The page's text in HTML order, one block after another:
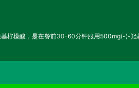
柠檬酸，是在餐前30-60分钟服用500mg(-)-羟